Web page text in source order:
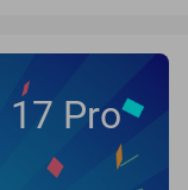
17 Pro